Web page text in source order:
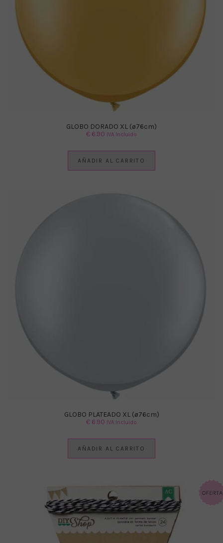
GLOBO DORADO XL (ø76cm)
€ 6.90 IVA Incluido
AÑADIR AL CARRITO
GLOBO PLATEADO XL (ø76cm)
€ 6.90 IVA Incluido
AÑADIR AL CARRITO